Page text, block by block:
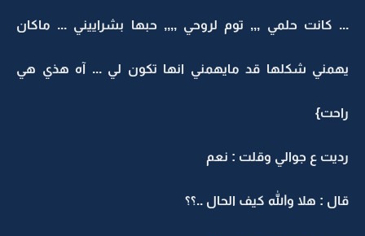
... كانت حلمي ,,, توم لروحي ,,,, حبها بشراييني ... ماكان
يهمني شكلها قد مايهمني انها تكون لي ... آه هذي هي
راحت}
رديت ع جوالي وقلت : نعم
قال : هلا والله كيف الحال ..؟؟